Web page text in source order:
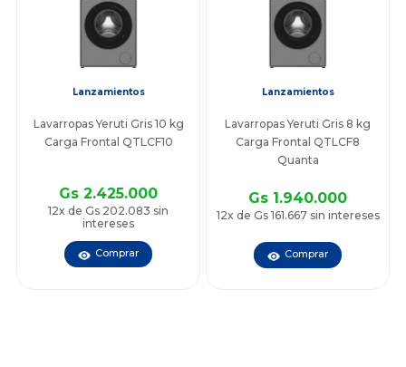
Lanzamientos
Lavarropas Yeruti Gris 10 kg
Carga Frontal QTLCF10
Gs 2.425.000
12x de Gs 202.083 sin
intereses
Comprar
Lanzamientos
Lavarropas Yeruti Gris 8 kg
Carga Frontal QTLCF8
Quanta
Gs 1.940.000
12x de Gs 161.667 sin intereses
Comprar